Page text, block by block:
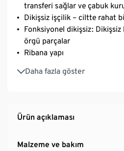
transferi sağlar ve çabuk
Dikişsiz işçilik – ciltte rahat
Fonksiyonel dikişsiz:
örgü parçalar
Ribana yapı
Daha fazla göster
Creora® elyaflı yumuşak,
optimum hareket özgürlüğü
Ürün açıklaması
Malzeme ve bakım